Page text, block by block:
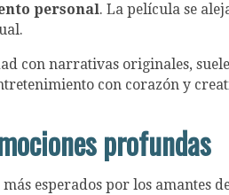
personal. La película se
con narrativas originales,
con corazón y
profundas
esperados por los amantes